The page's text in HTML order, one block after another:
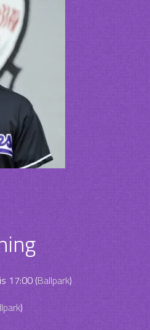
17:00 (Ballpark)
)